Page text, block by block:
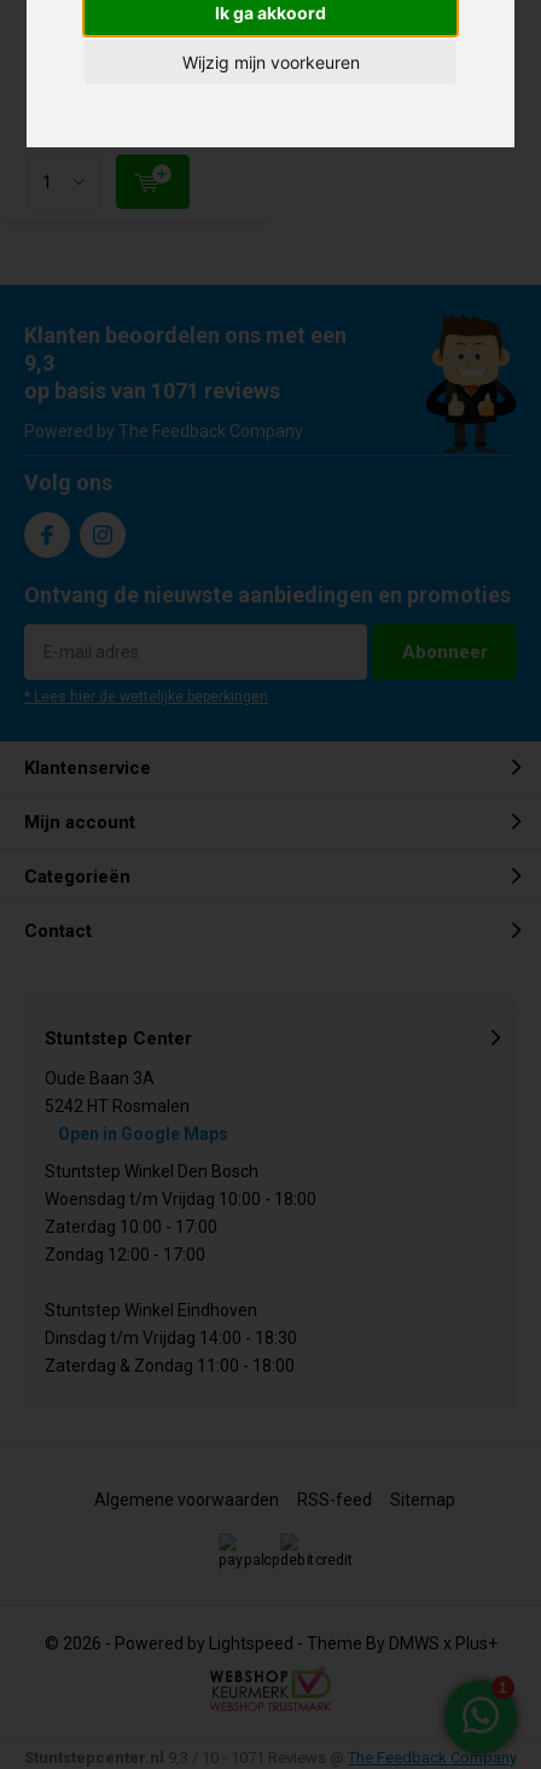
Ik ga akkoord
Wijzig mijn voorkeuren
Voor 20:00 besteld, morgen in
Klanten beoordelen ons met een
9,3
op basis van 1071 reviews
Powered by The Feedback Company
Volg ons
Ontvang de nieuwste aanbiedingen en promoties
Abonneer
* Lees hier de wettelijke beperkingen
Klantenservice
Mijn account
Categorieën
Contact
Stuntstep Center
Oude Baan 3A
5242 HT Rosmalen
Open in Google Maps
Stuntstep Winkel Den Bosch
Woensdag t/m Vrijdag 10:00 - 18:00
Zaterdag 10:00 - 17:00
Zondag 12:00 - 17:00
Stuntstep Winkel Eindhoven
Dinsdag t/m Vrijdag 14:00 - 18:30
Zaterdag & Zondag 11:00 - 18:00
© 2026 - Powered by Lightspeed - Theme By DMWS x Plus+
Algemene voorwaarden RSS-feed Sitemap
Stuntstepcenter.nl 9,3 10 - 1071 Reviews @ The Feedback Company